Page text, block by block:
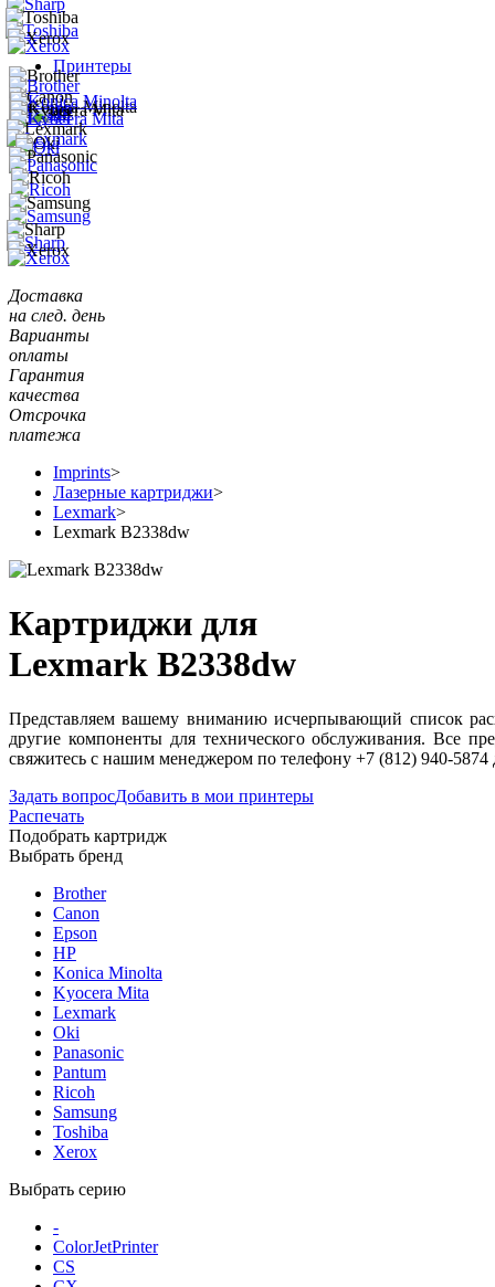
Принтеры
Доставка
на след. день
Варианты
оплаты
Гарантия
качества
Отсрочка
платежа
Imprints>
Лазерные картриджи>
Lexmark>
Lexmark B2338dw
Картриджи для
Lexmark B2338dw
Представляем вашему вниманию исчерпывающий список
другие компоненты для технического обслуживания. Все
свяжитесь с нашим менеджером по телефону +7 (812) 940-
Задать вопросДобавить в мои принтеры
Распечать
Подобрать картридж
Выбрать бренд
Brother
Canon
Epson
HP
Konica Minolta
Kyocera Mita
Lexmark
Oki
Panasonic
Pantum
Ricoh
Samsung
Toshiba
Xerox
Выбрать серию
-
ColorJetPrinter
CS